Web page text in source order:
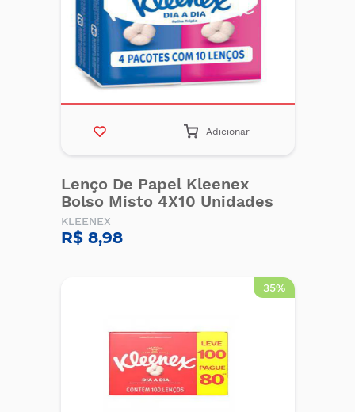
Adicionar
Lenço De Papel Kleenex
Bolso Misto 4X10 Unidades
KLEENEX
R$ 8,98
35%